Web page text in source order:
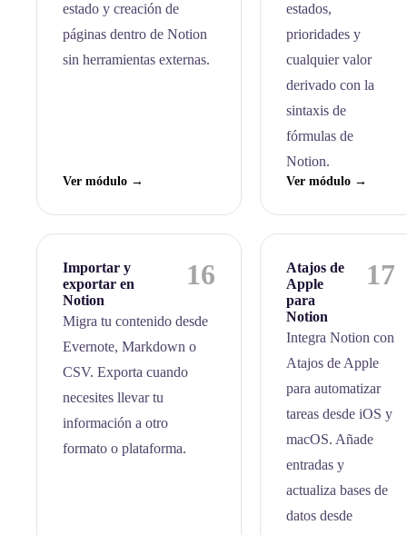
estado y creación de
páginas dentro de Notion
sin herramientas externas.
Ver módulo →
estados,
prioridades y
cualquier valor
derivado con la
sintaxis de
fórmulas de
Notion.
Ver módulo →
Importar y
exportar en
Notion
16
Migra tu contenido desde
Evernote, Markdown o
CSV. Exporta cuando
necesites llevar tu
información a otro
formato o plataforma.
Atajos de
Apple
para
Notion
17
Integra Notion con
Atajos de Apple
para automatizar
tareas desde iOS y
macOS. Añade
entradas y
actualiza bases de
datos desde